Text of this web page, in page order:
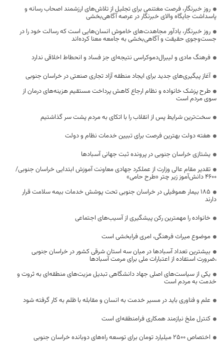
روز خبرنگار، فرصت مغتنمی برای تجلیل از تلاش‌های ارزشمند اصحاب رسانه و
پاسداشت جایگاه والای خبرنگار در عرصه آگاهی‌بخشی
روز خبرنگار، یادآور مجاهدت‌های خاموش انسان‌هایی است که رسالت خود را در
جست‌وجوی حقیقت و آگاهی‌بخشی به جامعه معنا کرده‌اند
فرهنگ مادی و لیبرال‌دموکراسی نتیجه‌ای جز فساد و انحطاط اخلاقی ندارد
آغاز پیگیری‌های جدید برای ایجاد منطقه آزاد تجاری صنعتی در خراسان جنوبی
طرح پزشک خانواده و نظام ارجاع کاهش پرداخت مستقیم هزینه‌های درمان از
سوی مردم است
سخت‌ترین شرایط پس از انقلاب را با اتکای به مردم پشت سر گذاشتیم
هفته دولت بهترین فرصت برای تبیین خدمات نظام و دولت
یشتازی خراسان جنوبی در پرونده ثبت جهانی آسبادها
تقدیر مقام عالی وزارت از عملکرد جهادی معاونت آموزش ابتدایی خراسان جنوبی/
۴۶۰۰ دانش‌آموز زیر چتر «طرح حامی»
۱۸۵ بیمار هموفیلی در خراسان جنوبی تحت پوشش خدمات بیمه سلامت قرار
دارند
خانواده را مهمترین رکن پیشگیری از آسیب‌های اجتماعی
موضوع میراث فرهنگی، امری فرابخشی است
بیشترین تعداد آسبادها در میان سه استان شرقی کشور در خراسان جنوبی
،ضرورت استفاده از اعتبارات ملی برای مرمت آسبادها
یکی از سیاست‌های اصلی جهاد دانشگاهی تبدیل مزیت‌های منطقه‌ای به ثروت و
خدمت به مردم است
علم و فناوری باید در مسیر خدمت به انسان و مقابله با ظلم به کار گرفته شود
کنترل ملخ نیازمند همکاری فرامنطقه‌ای است
اختصاص 2500 میلیارد تومان برای توسعه راه‌های دوبانده خراسان جنوبی